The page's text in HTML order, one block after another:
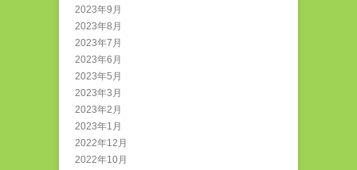
2023年9月
2023年8月
2023年7月
2023年6月
2023年5月
2023年3月
2023年2月
2023年1月
2022年12月
2022年10月